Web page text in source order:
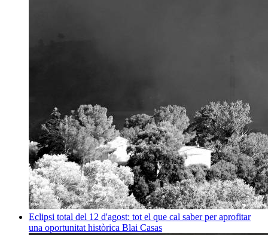
Eclipsi total del 12 d'agost: tot el que cal saber per aprofitar
una oportunitat històrica Blai Casas